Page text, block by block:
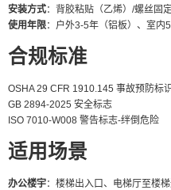
安装方式：背胶粘贴（乙烯）/螺丝固
使用年限：户外3-5年（铝板）、室内
合规标准
OSHA 29 CFR 1910.145 事故预防标
GB 2894-2025 安全标志
ISO 7010-W008 警告标志-绊倒危险
适用场景
办公楼宇：楼梯出入口、电梯厅至楼